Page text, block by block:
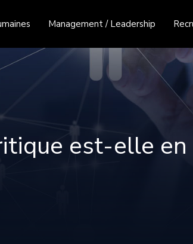
Management / Leadership
est-elle en